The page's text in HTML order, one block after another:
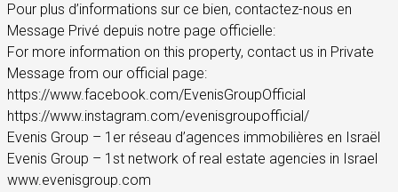
Pour plus d’informations sur ce bien, contactez-nous en
Message Privé depuis notre page officielle:
For more information on this property, contact us in Private
Message from our official page:
https://www.facebook.com/EvenisGroupOfficial
https://www.instagram.com/evenisgroupofficial/
Evenis Group – 1er réseau d’agences immobilières en Israël
Evenis Group – 1st network of real estate agencies in Israel
www.evenisgroup.com